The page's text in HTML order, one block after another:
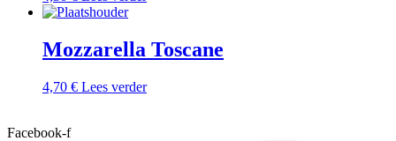
Mozzarella Toscane
4,70 € Lees verder
Facebook-f